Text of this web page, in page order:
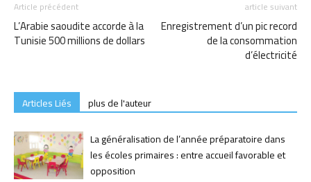
Article précédent
L’Arabie saoudite accorde à la
Tunisie 500 millions de dollars
article suivant
Enregistrement d’un pic record
de la consommation
d’électricité
Articles Liés
plus de l'auteur
La généralisation de l’année préparatoire dans
les écoles primaires : entre accueil favorable et
opposition